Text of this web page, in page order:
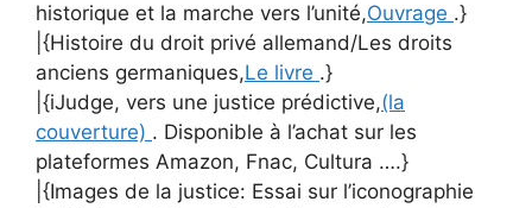
historique et la marche vers l’unité,Ouvrage .}
|{Histoire du droit privé allemand/Les droits
anciens germaniques,Le livre .}
|{iJudge, vers une justice prédictive,(la
couverture) . Disponible à l’achat sur les
plateformes Amazon, Fnac, Cultura ….}
|{Images de la justice: Essai sur l’iconographie